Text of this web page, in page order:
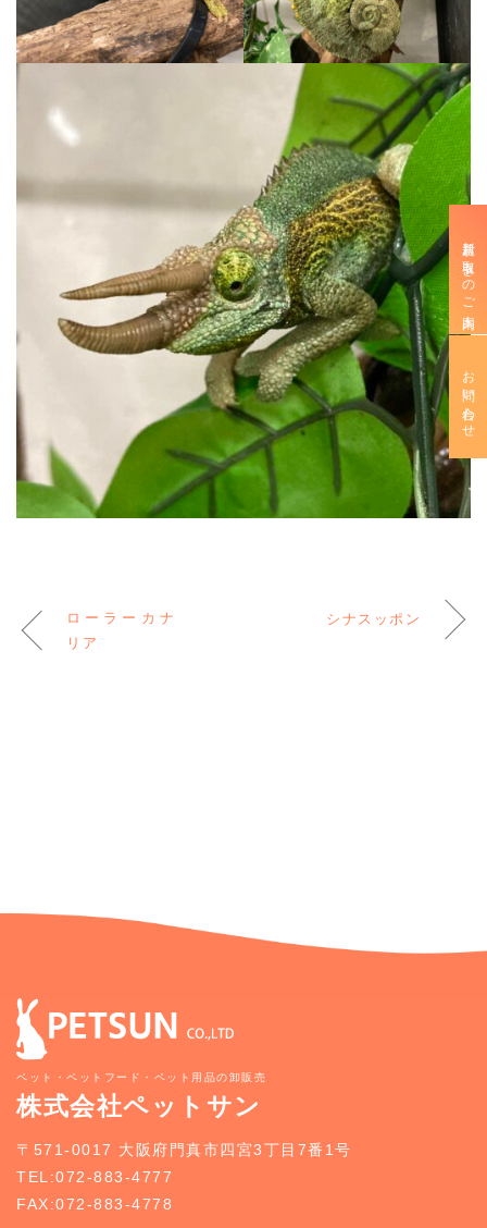
ローラーカナ
リア
シナスッポン
ペット・ペットフード・ペット用品の卸販売
株式会社ペットサン
〒571-0017 大阪府門真市四宮3丁目7番1号
TEL:072-883-4777
FAX:072-883-4778
新規お取引きのご案内
お問い合わせ